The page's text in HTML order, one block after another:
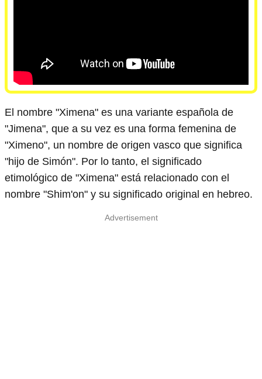
El nombre "Ximena" es una variante española de
"Jimena", que a su vez es una forma femenina de
"Ximeno", un nombre de origen vasco que significa
"hijo de Simón". Por lo tanto, el significado
etimológico de "Ximena" está relacionado con el
nombre "Shim'on" y su significado original en hebreo.
Advertisement